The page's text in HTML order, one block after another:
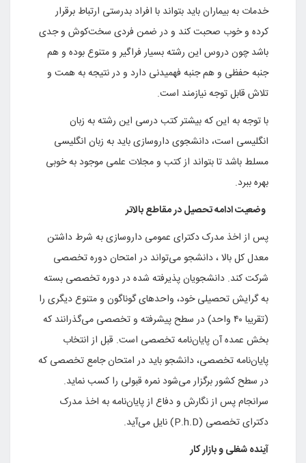
خدمات به بیماران باید بتواند با افراد بدرستی ارتباط برقرار
کرده و خوب صحبت کند و در ضمن فردی سخت‌کوش و جدی
باشد چون دروس این رشته بسیار فراگیر و متنوع بوده و هم
جنبه حفظی و هم جنبه فهمیدنی دارد و در نتیجه به همت و
تلاش قابل توجه نیازمند است.
با توجه به این که بیشتر کتب درسی این رشته به زبان
انگلیسی است، دانشجوی داروسازی باید به زبان انگلیسی
مسلط باشد تا بتواند از کتب و مجلات علمی موجود به خوبی
بهره‌ ببرد.
وضعیت ادامه تحصیل در مقاطع بالاتر
پس از اخذ مدرک دکترای عمومی داروسازی به شرط داشتن
معدل کل بالا ، دانشجو می‌تواند در امتحان دوره تخصصی
شرکت کند. دانشجویان پذیرفته شده در دوره تخصصی بسته
به گرایش تحصیلی خود،‌ واحدهای گوناگون و متنوع دیگری را
(تقریبا ۴۰ واحد) در سطح پیشرفته و تخصصی می‌گذرانند که
بخش عمده آن پایان‌نامه تخصصی است. قبل از انتخاب
پایان‌نامه تخصصی، دانشجو باید در امتحان جامع تخصصی که
در سطح کشور برگزار می‌شود نمره قبولی را کسب نماید.
سرانجام پس از نگارش و دفاع از پایان‌نامه به اخذ مدرک
دکترای تخصصی (P.h.D) نایل می‌آید.
آینده شغلی و بازار کار